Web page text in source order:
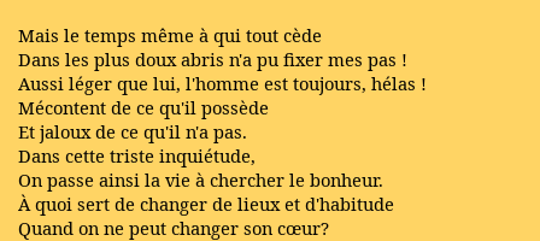
Mais le temps même à qui tout cède
Dans les plus doux abris n'a pu fixer mes pas !
Aussi léger que lui, l'homme est toujours, hélas !
Mécontent de ce qu'il possède
Et jaloux de ce qu'il n'a pas.
Dans cette triste inquiétude,
On passe ainsi la vie à chercher le bonheur.
À quoi sert de changer de lieux et d'habitude
Quand on ne peut changer son cœur?